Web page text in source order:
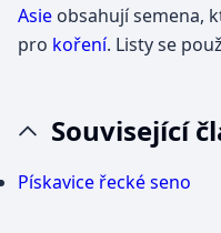
Asie obsahují semena,
pro koření. Listy se
Související
Pískavice řecké seno